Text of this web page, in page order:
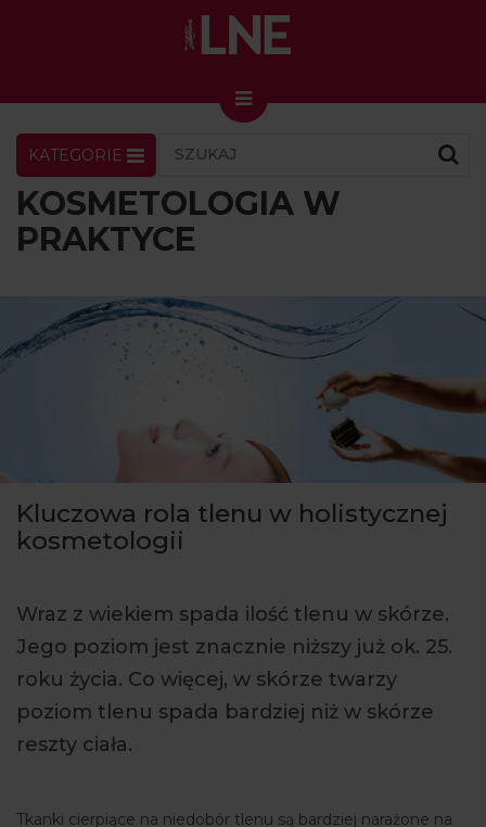
LNENEWS
KONGRES I TARGI
49. edycja w Krakowie
VIDEO
PODCAST
O NAS
PRENUMERATA
ARTYKUŁY
KATEGORIE
KOSMETOLOGIA W
PRAKTYCE
Kluczowa rola tlenu w holistycznej
kosmetologii
Wraz z wiekiem spada ilość tlenu w skórze.
Jego poziom jest znacznie niższy już ok. 25.
roku życia. Co więcej, w skórze twarzy
poziom tlenu spada bardziej niż w skórze
reszty ciała.
Tkanki cierpiące na niedobór tlenu są bardziej narażone na